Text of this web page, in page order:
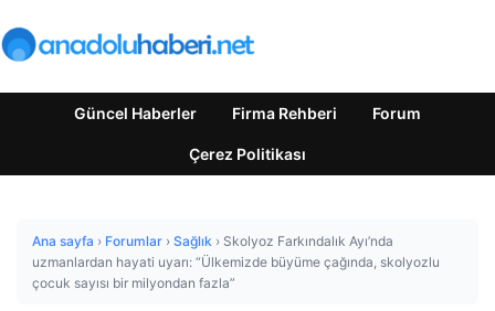
Güncel Haberler Firma Rehberi Forum
Çerez Politikası
Ana sayfa › Forumlar › Sağlık › Skolyoz Farkındalık Ayı’nda
uzmanlardan hayati uyarı: “Ülkemizde büyüme çağında, skolyozlu
çocuk sayısı bir milyondan fazla”